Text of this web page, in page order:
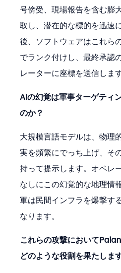
号傍受、現場報告を含む膨
取し、潜在的な標的を迅速
後、ソフトウェアはこれら
でランク付けし、最終承認
レーターに座標を送信します
AIの幻覚は軍事ターゲティ
のか？
大規模言語モデルは、物理
実を頻繁にでっち上げ、そ
持って提示します。オペレ
なしにこの幻覚的な地理情
軍は民間インフラを爆撃す
なります。
これらの攻撃において
どのような役割を果たしま